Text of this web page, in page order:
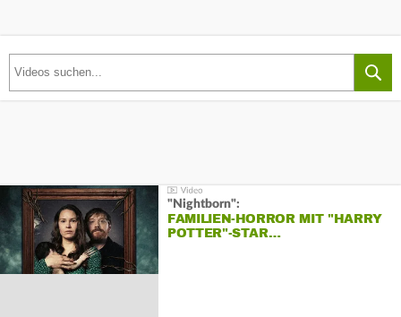
"Nightborn":
FAMILIEN-HORROR MIT "HARRY
POTTER"-STAR…